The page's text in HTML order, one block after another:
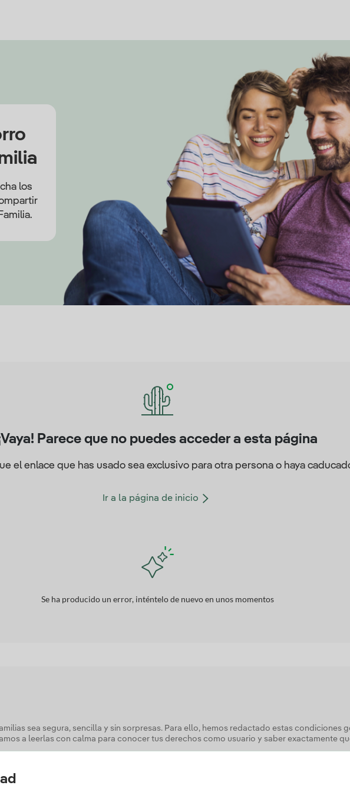
los
Parece que no puedes acceder a esta página
el enlace que has usado sea exclusivo para otra persona o haya
Ir a la página de inicio
Se ha producido un error, inténtelo de nuevo en unos momentos
sea segura, sencilla y sin sorpresas. Para ello, hemos redactado estas condiciones
a leerlas con calma para conocer tus derechos como usuario y saber exactamente